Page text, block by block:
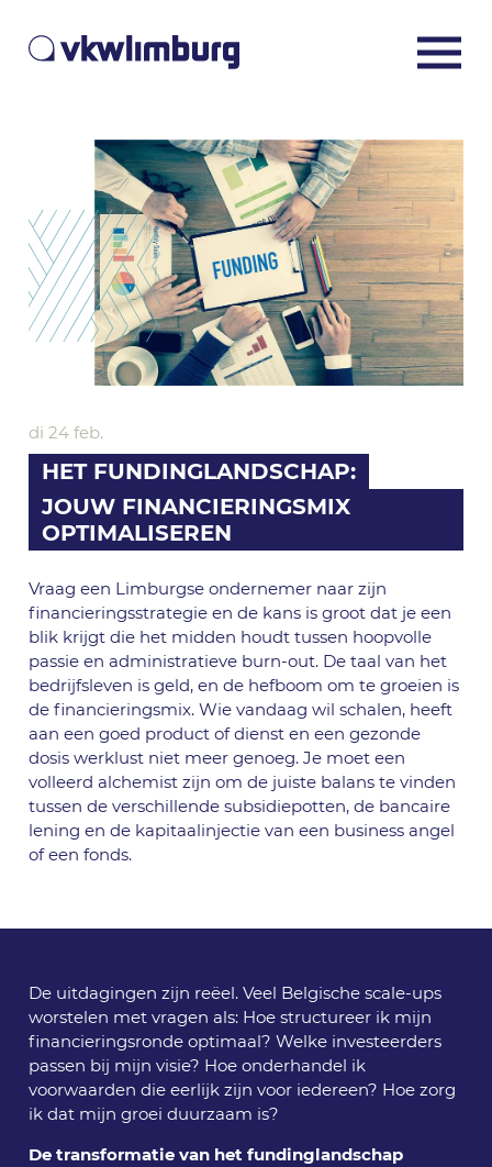
di 24 feb.
HET FUNDINGLANDSCHAP:
JOUW FINANCIERINGSMIX
OPTIMALISEREN
Vraag een Limburgse ondernemer naar zijn
financieringsstrategie en de kans is groot dat je een
blik krijgt die het midden houdt tussen hoopvolle
passie en administratieve burn-out. De taal van het
bedrijfsleven is geld, en de hefboom om te groeien is
de financieringsmix. Wie vandaag wil schalen, heeft
aan een goed product of dienst en een gezonde
dosis werklust niet meer genoeg. Je moet een
volleerd alchemist zijn om de juiste balans te vinden
tussen de verschillende subsidiepotten, de bancaire
lening en de kapitaalinjectie van een business angel
of een fonds.
De uitdagingen zijn reëel. Veel Belgische scale-ups
worstelen met vragen als: Hoe structureer ik mijn
financieringsronde optimaal? Welke investeerders
passen bij mijn visie? Hoe onderhandel ik
voorwaarden die eerlijk zijn voor iedereen? Hoe zorg
ik dat mijn groei duurzaam is?
De transformatie van het fundinglandschap